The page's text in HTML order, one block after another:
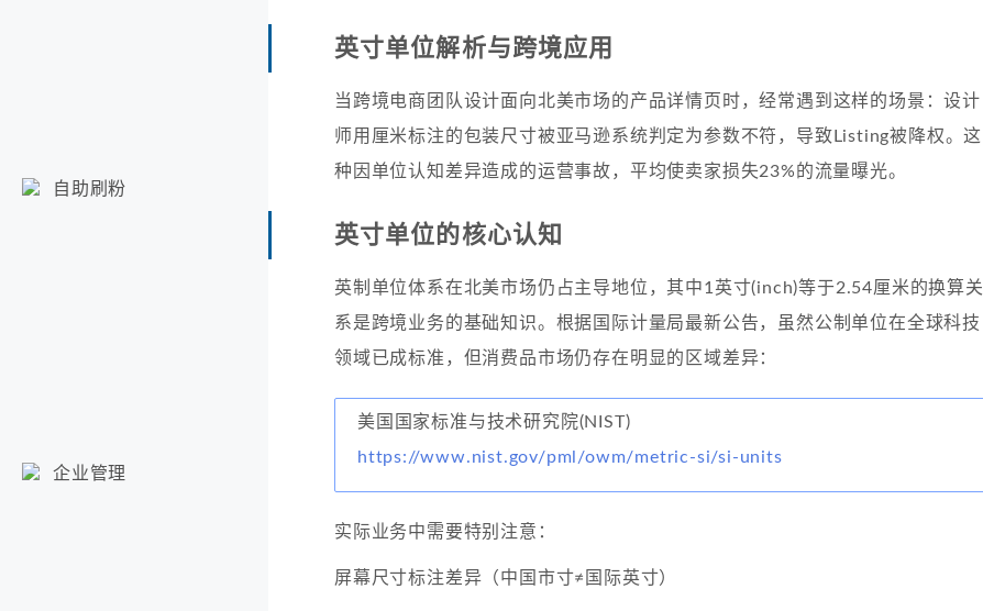
自助刷粉
企业管理
英寸单位解析与跨境应用
当跨境电商团队设计面向北美市场的产品详情页时，经常遇到这样的场景：设计
师用厘米标注的包装尺寸被亚马逊系统判定为参数不符，导致Listing被降权。这
种因单位认知差异造成的运营事故，平均使卖家损失23%的流量曝光。
英寸单位的核心认知
英制单位体系在北美市场仍占主导地位，其中1英寸(inch)等于2.54厘米的换算关
系是跨境业务的基础知识。根据国际计量局最新公告，虽然公制单位在全球科技
领域已成标准，但消费品市场仍存在明显的区域差异：
美国国家标准与技术研究院(NIST)
https://www.nist.gov/pml/owm/metric-si/si-units
实际业务中需要特别注意：
屏幕尺寸标注差异（中国市寸≠国际英寸）